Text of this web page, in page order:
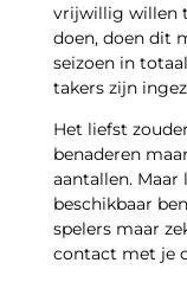
vrijwillig willen
doen, doen dit
seizoen in
takers zijn
Het liefst
benaderen
aantallen. Maar
beschikbaar
spelers maar
contact met je